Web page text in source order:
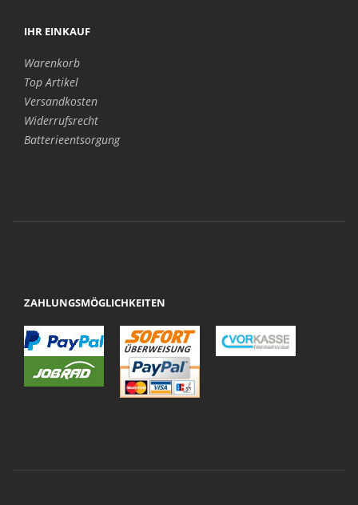
IHR EINKAUF
Warenkorb
Top Artikel
Versandkosten
Widerrufsrecht
Batterieentsorgung
ZAHLUNGSMÖGLICHKEITEN